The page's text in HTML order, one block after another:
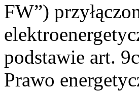
FW”)
podstawie art.
Prawo